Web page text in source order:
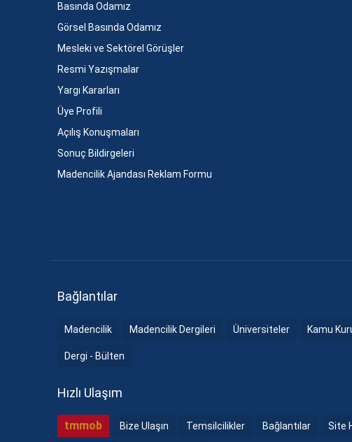
Basında Odamız
Görsel Basında Odamız
Mesleki ve Sektörel Görüşler
Resmi Yazışmalar
Yargı Kararları
Üye Profili
Açılış Konuşmaları
Sonuç Bildirgeleri
Madencilik Ajandası Reklam Formu
Bağlantılar
Madencilik Madencilik Dergileri Üniversiteler Kamu
Dergi - Bülten
Hızlı Ulaşım
tmmob Bize Ulaşın Temsilcilikler Bağlantılar Site